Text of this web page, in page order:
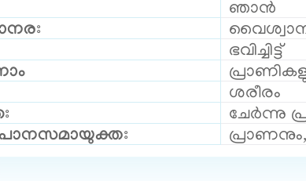
ഞാൻ
ഭവിച്ചിട്ട്
ശരീരം
ചേർന്നു